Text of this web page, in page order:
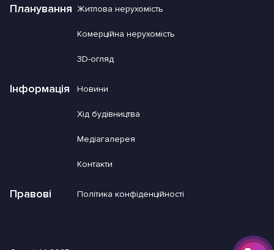
Планування Житлова нерухомість
Комерційна нерухомість
3D-огляд
Інформація Новини
Хід будівництва
Медіагалерея
Контакти
Правові Політика конфіденційності